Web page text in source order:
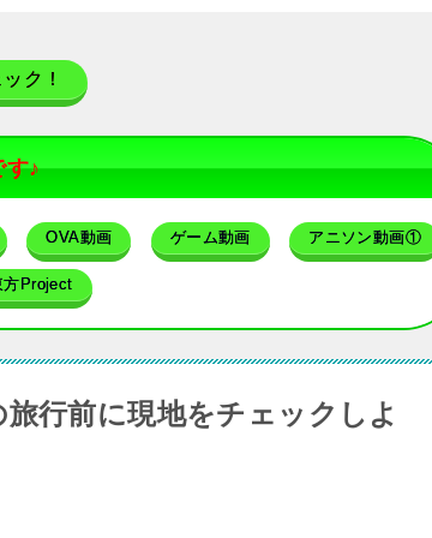
ク！
す♪
OVA動画 ゲーム動画 アニソン動画①
方Project
行前に現地をチェックしよ